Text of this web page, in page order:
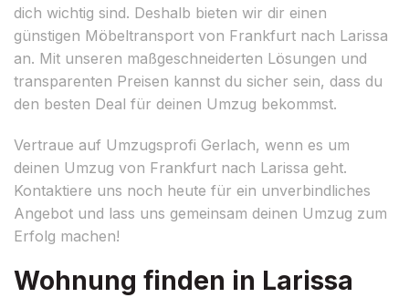
dich wichtig sind. Deshalb bieten wir dir einen
günstigen Möbeltransport von Frankfurt nach Larissa
an. Mit unseren maßgeschneiderten Lösungen und
transparenten Preisen kannst du sicher sein, dass du
den besten Deal für deinen Umzug bekommst.
Vertraue auf Umzugsprofi Gerlach, wenn es um
deinen Umzug von Frankfurt nach Larissa geht.
Kontaktiere uns noch heute für ein unverbindliches
Angebot und lass uns gemeinsam deinen Umzug zum
Erfolg machen!
Wohnung finden in Larissa